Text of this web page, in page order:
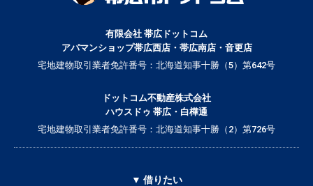
有限会社 帯広ドットコム
アパマンショップ帯広西店・帯広南店・音更店
宅地建物取引業者免許番号：北海道知事十勝（5）第642号
ドットコム不動産株式会社
ハウスドゥ 帯広・白樺通
宅地建物取引業者免許番号：北海道知事十勝（2）第726号
▼ 借りたい